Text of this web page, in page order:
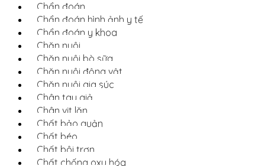
Chẩn đoán
Chẩn đoán hình ảnh y tế
Chẩn đoán y khoa
Chăn nuôi
Chăn nuôi bò sữa
Chăn nuôi động vật
Chăn nuôi gia súc
Chân tay giả
Chân vịt lặn
Chất bảo quản
Chất béo
Chất bôi trơn
Chất chống oxy hóa